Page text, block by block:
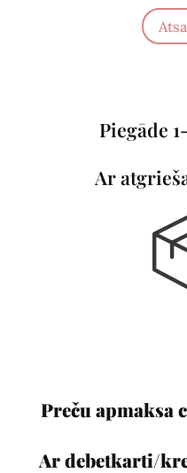
Piegāde
Ar
Preču apmaksa
Ar debetkarti/